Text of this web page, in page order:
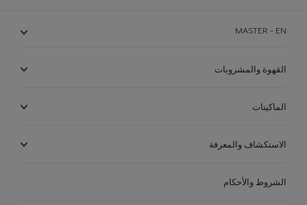
MASTER - EN
القهوة والمشروبات
الماكينات
الاستكشاف والمعرفة
الشروط والأحكام